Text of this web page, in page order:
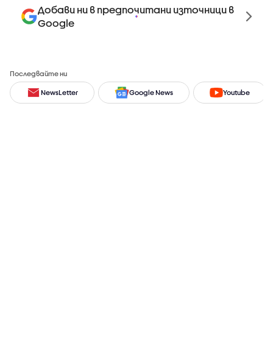
Добави ни в предпочитани източници в
Google
Последвайте ни
NewsLetter Google News Youtube